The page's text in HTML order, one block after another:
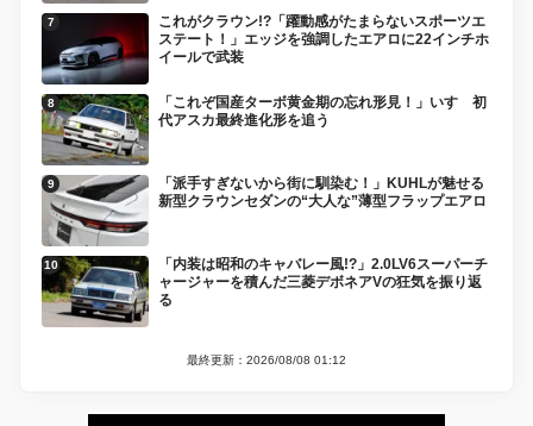
これがクラウン!?「躍動感がたまらないスポーツエ
ステート！」エッジを強調したエアロに22インチホ
イールで武装
「これぞ国産ターボ黄金期の忘れ形見！」いすゞ初
代アスカ最終進化形を追う
「派手すぎないから街に馴染む！」KUHLが魅せる
新型クラウンセダンの“大人な”薄型フラップエアロ
「内装は昭和のキャバレー風!?」2.0LV6スーパーチ
ャージャーを積んだ三菱デボネアVの狂気を振り返
る
最終更新：2026/08/08 01:12